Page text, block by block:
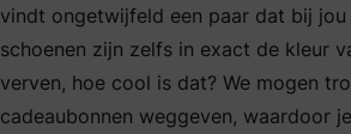
vindt ongetwijfeld een paar dat bij jou
schoenen zijn zelfs in exact de kleur
verven, hoe cool is dat? We mogen
cadeaubonnen weggeven, waardoor